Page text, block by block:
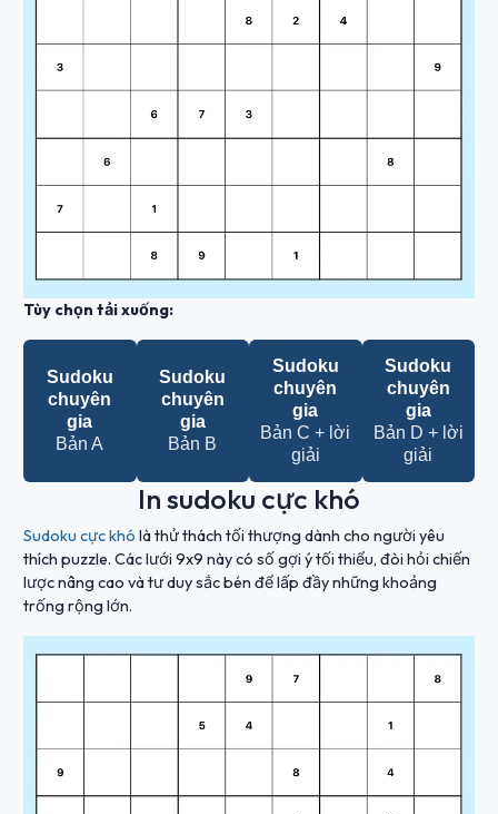
Tùy chọn tải xuống:
Sudoku
chuyên
gia
Bản A
Sudoku
chuyên
gia
Bản B
Sudoku
chuyên
gia
Bản C + lời
giải
Sudoku
chuyên
gia
Bản D + lời
giải
In sudoku cực khó
Sudoku cực khó là thử thách tối thượng dành cho người yêu
thích puzzle. Các lưới 9x9 này có số gợi ý tối thiểu, đòi hỏi chiến
lược nâng cao và tư duy sắc bén để lấp đầy những khoảng
trống rộng lớn.